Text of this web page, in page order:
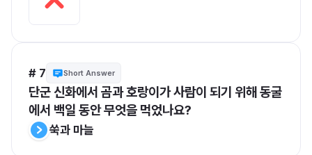
# 7 Short Answer
단군 신화에서 곰과 호랑이가 사람이 되기 위해 동굴
에서 백일 동안 무엇을 먹었나요?
쑥과 마늘